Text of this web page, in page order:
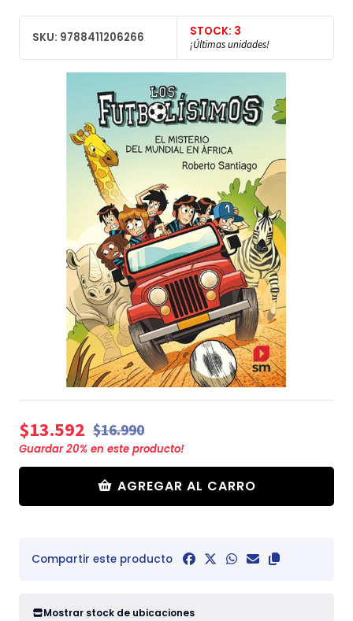
SKU: 9788411206266 STOCK: 3
¡Últimas unidades!
$13.592 $16.990
Guardar20% en este producto!
AGREGAR AL CARRO
Compartir este producto
Mostrar stock de ubicaciones